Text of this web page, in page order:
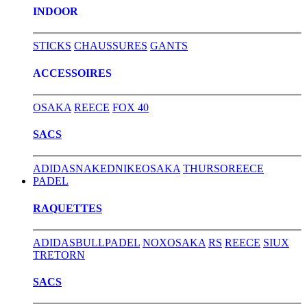
INDOOR
STICKS CHAUSSURES GANTS
ACCESSOIRES
OSAKA REECE FOX 40
SACS
ADIDASNAKEDNIKEOSAKA THURSOREECE
PADEL
RAQUETTES
ADIDASBULLPADEL NOXOSAKA RS REECE SIUX
TRETORN
SACS